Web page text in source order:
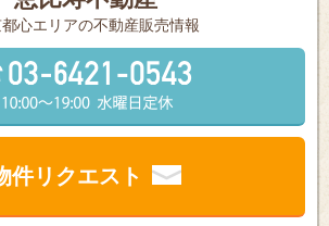
⼼エリアの不動産販売情報
件リクエスト